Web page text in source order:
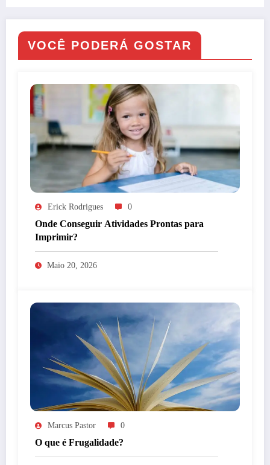
VOCÊ PODERÁ GOSTAR
Erick Rodrigues 0
Onde Conseguir Atividades Prontas para
Imprimir?
Maio 20, 2026
Marcus Pastor 0
O que é Frugalidade?